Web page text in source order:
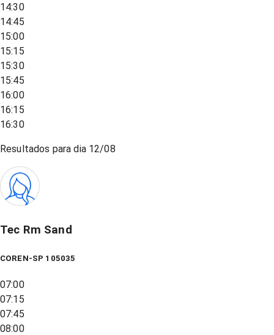
14:30
14:45
15:00
15:15
15:30
15:45
16:00
16:15
16:30
Resultados para dia 12/08
Tec Rm Sand
COREN-SP 105035
07:00
07:15
07:45
08:00